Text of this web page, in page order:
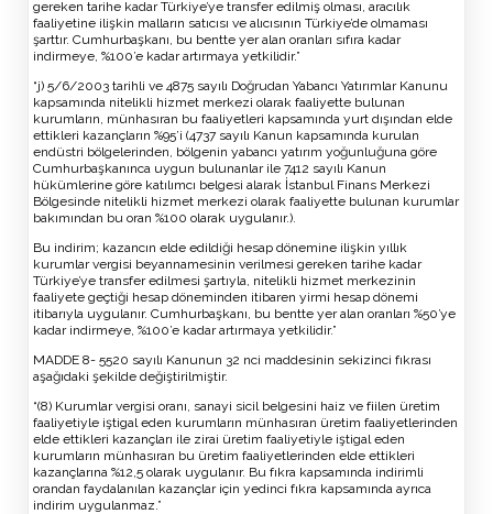
gereken tarihe kadar Türkiye’ye transfer edilmiş olması, aracılık
faaliyetine ilişkin malların satıcısı ve alıcısının Türkiye’de olmaması
şarttır. Cumhurbaşkanı, bu bentte yer alan oranları sıfıra kadar
indirmeye, %100’e kadar artırmaya yetkilidir.”
“j) 5/6/2003 tarihli ve 4875 sayılı Doğrudan Yabancı Yatırımlar Kanunu
kapsamında nitelikli hizmet merkezi olarak faaliyette bulunan
kurumların, münhasıran bu faaliyetleri kapsamında yurt dışından elde
ettikleri kazançların %95’i (4737 sayılı Kanun kapsamında kurulan
endüstri bölgelerinden, bölgenin yabancı yatırım yoğunluğuna göre
Cumhurbaşkanınca uygun bulunanlar ile 7412 sayılı Kanun
hükümlerine göre katılımcı belgesi alarak İstanbul Finans Merkezi
Bölgesinde nitelikli hizmet merkezi olarak faaliyette bulunan kurumlar
bakımından bu oran %100 olarak uygulanır.).
Bu indirim; kazancın elde edildiği hesap dönemine ilişkin yıllık
kurumlar vergisi beyannamesinin verilmesi gereken tarihe kadar
Türkiye’ye transfer edilmesi şartıyla, nitelikli hizmet merkezinin
faaliyete geçtiği hesap döneminden itibaren yirmi hesap dönemi
itibarıyla uygulanır. Cumhurbaşkanı, bu bentte yer alan oranları %50’ye
kadar indirmeye, %100’e kadar artırmaya yetkilidir.”
MADDE 8- 5520 sayılı Kanunun 32 nci maddesinin sekizinci fıkrası
aşağıdaki şekilde değiştirilmiştir.
“(8) Kurumlar vergisi oranı, sanayi sicil belgesini haiz ve fiilen üretim
faaliyetiyle iştigal eden kurumların münhasıran üretim faaliyetlerinden
elde ettikleri kazançları ile zirai üretim faaliyetiyle iştigal eden
kurumların münhasıran bu üretim faaliyetlerinden elde ettikleri
kazançlarına %12,5 olarak uygulanır. Bu fıkra kapsamında indirimli
orandan faydalanılan kazançlar için yedinci fıkra kapsamında ayrıca
indirim uygulanmaz.”